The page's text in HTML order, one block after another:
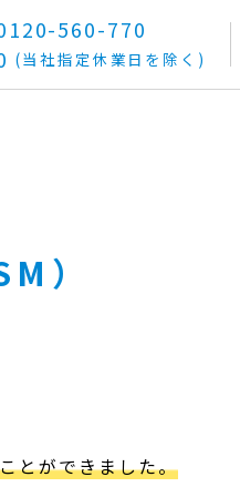
560-770
(当社指定休業日を除く)
）
とができました。